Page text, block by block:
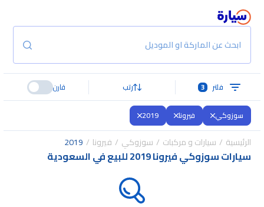
ابحث عن الماركة او الموديل
فلتر 3 رتب قارن
سوزوكي فيرونا 2019
الرئيسية سيارات و مركبات سوزوكي فيرونا 2019
سيارات سوزوكي فيرونا 2019 للبيع في السعودية